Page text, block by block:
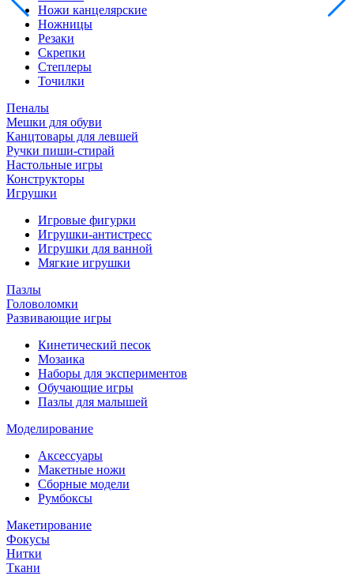
Ножи канцелярские
Ножницы
Резаки
Скрепки
Степлеры
Точилки
Пеналы
Мешки для обуви
Канцтовары для левшей
Ручки пиши-стирай
Настольные игры
Конструкторы
Игрушки
Игровые фигурки
Игрушки-антистресс
Игрушки для ванной
Мягкие игрушки
Пазлы
Головоломки
Развивающие игры
Кинетический песок
Мозаика
Наборы для экспериментов
Обучающие игры
Пазлы для малышей
Моделирование
Аксессуары
Макетные ножи
Сборные модели
Румбоксы
Макетирование
Фокусы
Нитки
Ткани